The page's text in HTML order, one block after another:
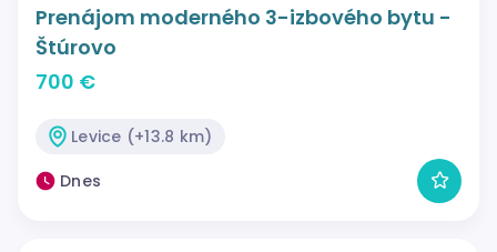
Prenájom moderného 3-izbového bytu -
Štúrovo
700 €
Levice (+13.8 km)
Dnes